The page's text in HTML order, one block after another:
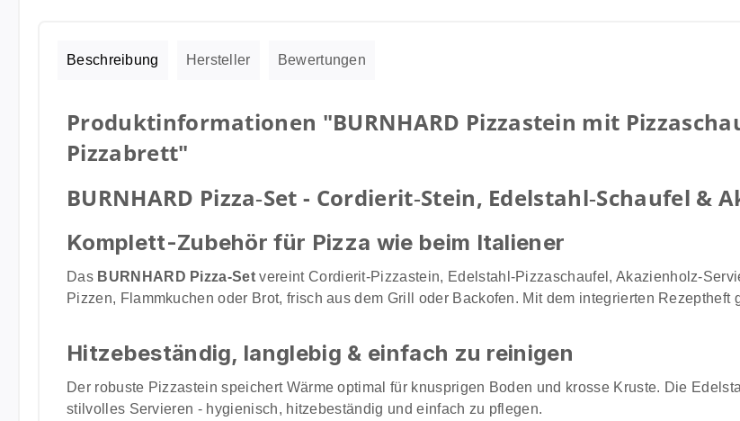
Beschreibung Hersteller Bewertungen
Produktinformationen "BURNHARD Pizzastein mit
Pizzabrett"
BURNHARD Pizza‑Set - Cordierit‑Stein, Edelstahl‑Schaufel
Komplett-Zubehör für Pizza wie beim Italiener
Das BURNHARD Pizza‑Set vereint Cordierit‑Pizzastein, Edelstahl‑Pizzaschaufel,
Pizzen, Flammkuchen oder Brot, frisch aus dem Grill oder Backofen. Mit dem integrierten
Hitzebeständig, langlebig & einfach zu reinigen
Der robuste Pizzastein speichert Wärme optimal für knusprigen Boden und krosse Kruste. Die
stilvolles Servieren - hygienisch, hitzebeständig und einfach zu pflegen.